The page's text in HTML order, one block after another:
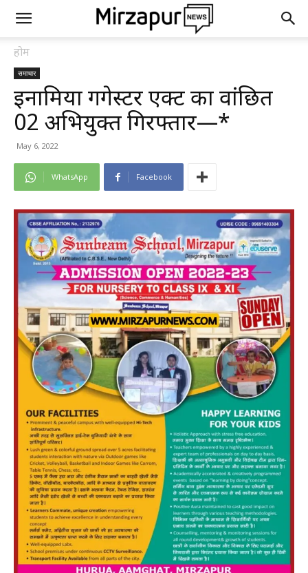
होम
समाचार
इनामिया गैंगेस्टर एक्ट का वांछित
02 अभियुक्त गिरफ्तार—*
May 6, 2022
WhatsApp Facebook